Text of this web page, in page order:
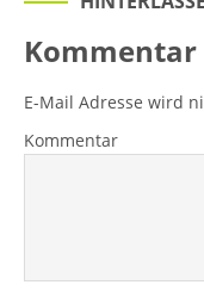
E-Mail Adresse wird
Kommentar